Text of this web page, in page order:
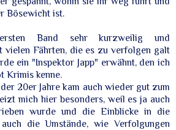
Bösewicht ist.
Band sehr kurzweilig und
vielen Fährten, die es zu verfolgen galt
ein "Inspektor Japp" erwähnt, den ich
Krimis kenne.
20er Jahre kam auch wieder gut zum
mich hier besonders, weil es ja auch
wurde und die Einblicke in die
die Umstände, wie Verfolgungen